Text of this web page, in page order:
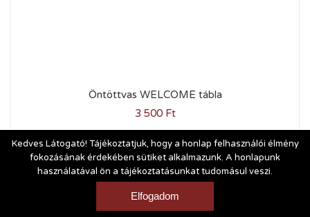
Öntöttvas WELCOME tábla
3 500 Ft
Vásárlási és szállítási feltételek|Impresszum
Kedves Látogató! Tájékoztatjuk, hogy a honlap felhasználói élmény
fokozásának érdekében sütiket alkalmazunk. A honlapunk
használatával ön a tájékoztatásunkat tudomásul veszi.
Elfogadom